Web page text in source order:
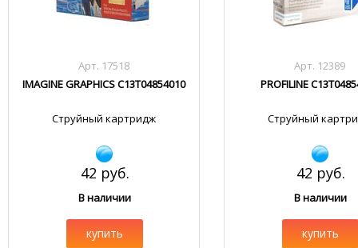
Арт. 17518
IMAGINE GRAPHICS C13T04854010
Струйный картридж
42 руб.
В наличии
купить
Арт. 12389
PROFILINE
Струйный
42 руб.
В наличии
купить